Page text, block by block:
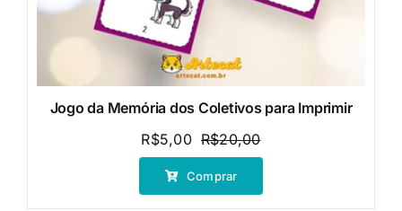
Jogo da Memória dos Coletivos para Imprimir
R$20,00O
preço
era:
R$5,00
O
preço
é:
Comprar